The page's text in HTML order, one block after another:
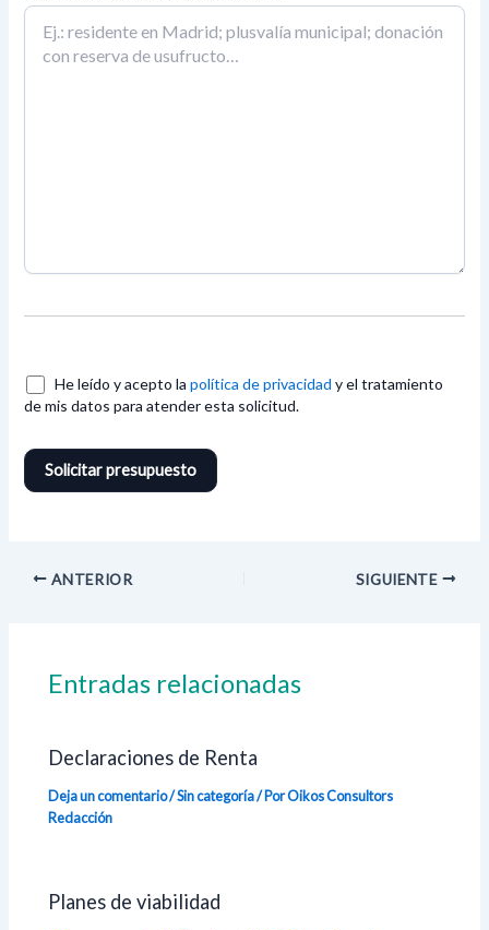
He leído y acepto la política de privacidad y el tratamiento
de mis datos para atender esta solicitud.
ANTERIOR SIGUIENTE
Entradas relacionadas
Declaraciones de Renta
Deja un comentario/Sin categoría/ Por Oikos Consultors
Redacción
Planes de viabilidad